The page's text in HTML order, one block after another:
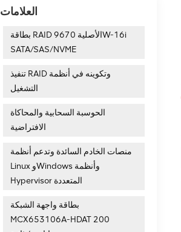
العلامات
بطاقة RAID الأصلية 9670W-16i
SATA/SAS/NVME
تنفيذ RAID وتكوينه في أنظمة
التشغيل
الحوسبة السحابية والمحاكاة
الافتراضية
منصات الخادم السائدة وتدعم أنظمة
Linux وWindows وأنظمة
Hypervisor المتعددة
بطاقة واجهة الشبكة
MCX653106A-HDAT 200